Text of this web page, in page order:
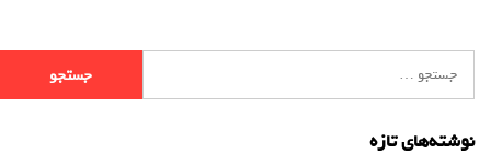
نوشته‌های تازه